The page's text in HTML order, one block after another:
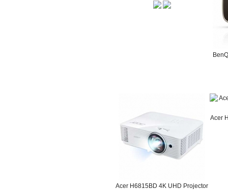
Acer H6815BD 4K UHD Projector
Acer